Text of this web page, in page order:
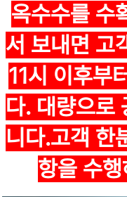
옥수수를 수
서 보내면 고
11시 이후부
다. 대량으로
니다.고객 한
항을 수